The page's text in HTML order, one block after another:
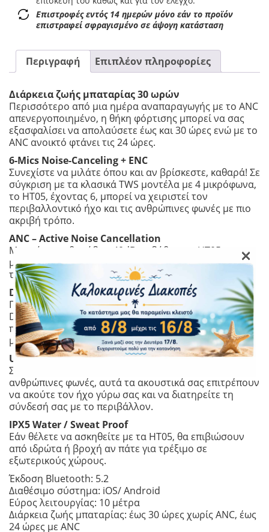
Επιστροφές εντός 14 ημερών μόνο εάν το προϊόν
επιστραφεί σφραγισμένο σε άψογη κατάσταση
Περιγραφή Επιπλέον πληροφορίες
Διάρκεια ζωής μπαταρίας 30 ωρών
Περισσότερο από μια ημέρα αναπαραγωγής με το ANC
απενεργοποιημένο, η θήκη φόρτισης μπορεί να σας
εξασφαλίσει να απολαύσετε έως και 30 ώρες ενώ με το
ANC ανοικτό φτάνει τις 24 ώρες.
6-Mics Noise-Canceling + ENC
Συνεχίστε να μιλάτε όπου και αν βρίσκεστε, καθαρά! Σε
σύγκριση με τα κλασικά TWS μοντέλα με 4 μικρόφωνα,
το HT05, έχοντας 6, μπορεί να χειριστεί τον
περιβαλλοντικό ήχο και τις ανθρώπινες φωνές με πιο
ακριβή τρόπο.
ANC – Active Noise Cancellation
Με ακύρωση θορύβου 40dB σε βάθος, το HT05
μπλοκάρει όλο το φάσμα θορύβων και αφήνει μόνο
την απολαυστική μουσική σε εσάς.
Dynamic Driver 10mm
Προσφέρει εκπληκτικό ήχο, με προηγμένο μεγάλο
Driver και elastomer PU, αυτά τα συμπαγή ακουστικά
παρέχουν καθαρές μεσαίες συχνότητες και δυνατά
μπάσα.
Upgraded Transparency Mode
Στο Transparency Mode ενισχύει πλέον τις
ανθρώπινες φωνές, αυτά τα ακουστικά σας επιτρέπουν
να ακούτε τον ήχο γύρω σας και να διατηρείτε τη
σύνδεσή σας με το περιβάλλον.
IPX5 Water / Sweat Proof
Εάν θέλετε να ασκηθείτε με τα HT05, θα επιβιώσουν
από ιδρώτα ή βροχή αν πάτε για τρέξιμο σε
εξωτερικούς χώρους.
Έκδοση Bluetooth: 5.2
Διαθέσιμο σύστημα: iOS/ Android
Εύρος λειτουργίας: 10 μέτρα
Διάρκεια ζωής μπαταρίας: έως 30 ώρες χωρίς ANC, έως
24 ώρες με ANC
×